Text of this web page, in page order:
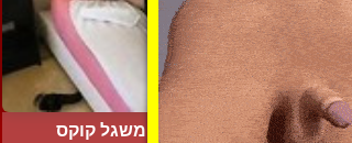
כושי עם גדול משגל קוקס